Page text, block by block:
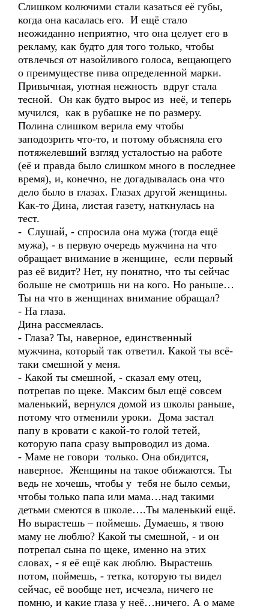
Слишком колючими стали казаться её губы,
когда она касалась его. И ещё стало
неожиданно неприятно, что она целует его в
рекламу, как будто для того только, чтобы
отвлечься от назойливого голоса, вещающего
о преимуществе пива определенной марки.
Привычная, уютная нежность вдруг стала
тесной. Он как будто вырос из неё, и теперь
мучился, как в рубашке не по размеру.
Полина слишком верила ему чтобы
заподозрить что-то, и потому объясняла его
потяжелевший взгляд усталостью на работе
(её и правда было слишком много в последнее
время), и, конечно, не догадывалась она что
дело было в глазах. Глазах другой женщины.
Как-то Дина, листая газету, наткнулась на
тест.
- Слушай, - спросила она мужа (тогда ещё
мужа), - в первую очередь мужчина на что
обращает внимание в женщине, если первый
раз её видит? Нет, ну понятно, что ты сейчас
больше не смотришь ни на кого. Но раньше…
Ты на что в женщинах внимание обращал?
- На глаза.
Дина рассмеялась.
- Глаза? Ты, наверное, единственный
мужчина, который так ответил. Какой ты всё-
таки смешной у меня.
- Какой ты смешной, - сказал ему отец,
потрепав по щеке. Максим был ещё совсем
маленький, вернулся домой из школы раньше,
потому что отменили уроки. Дома застал
папу в кровати с какой-то голой тетей,
которую папа сразу выпроводил из дома.
- Маме не говори только. Она обидится,
наверное. Женщины на такое обижаются. Ты
ведь не хочешь, чтобы у тебя не было семьи,
чтобы только папа или мама…над такими
детьми смеются в школе….Ты маленький ещё.
Но вырастешь – поймешь. Думаешь, я твою
маму не люблю? Какой ты смешной, - и он
потрепал сына по щеке, именно на этих
словах, - я её ещё как люблю. Вырастешь
потом, поймешь, - тетка, которую ты видел
сейчас, её вообще нет, исчезла, ничего не
помню, и какие глаза у неё…ничего. А о маме